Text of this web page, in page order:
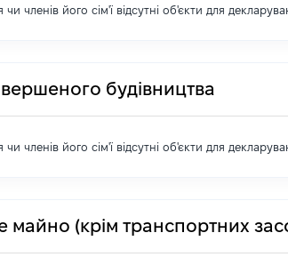
членів його сім'ї відсутні об'єкти для
будівництва
членів його сім'ї відсутні об'єкти для
майно (крім транспортних